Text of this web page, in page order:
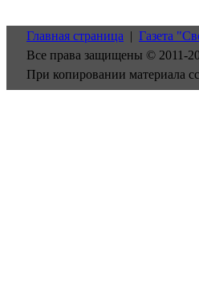
Главная страница | Газета
Все права защищены © 2011-
При копировании материала